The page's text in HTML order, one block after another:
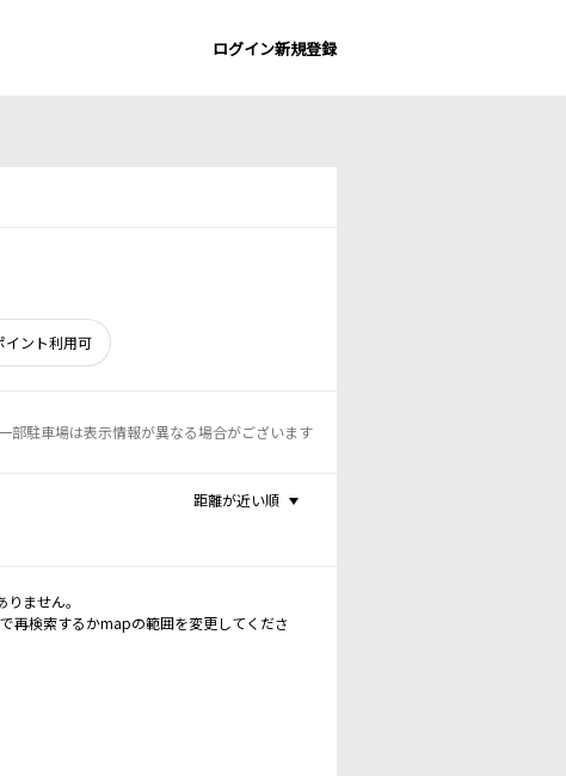
ログイン新規登録
イント利用可
部駐車場は表示情報が異なる場合がございます
距離が近い順
ません。
再検索するかmapの範囲を変更してくださ